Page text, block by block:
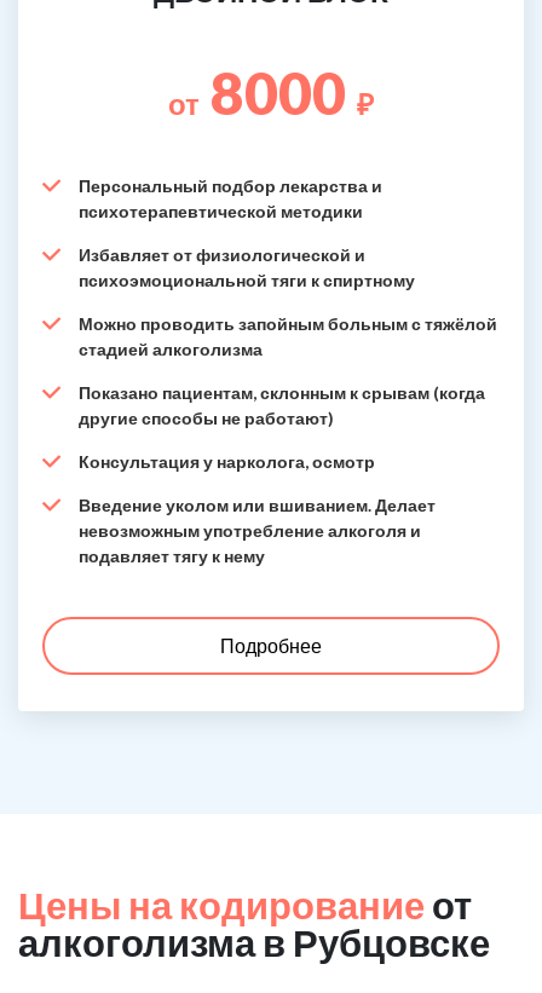
от 8000 ₽
Персональный подбор лекарства и
психотерапевтической методики
Избавляет от физиологической и
психоэмоциональной тяги к спиртному
Можно проводить запойным больным с тяжёлой
стадией алкоголизма
Показано пациентам, склонным к срывам (когда
другие способы не работают)
Консультация у нарколога, осмотр
Введение уколом или вшиванием. Делает
невозможным употребление алкоголя и
подавляет тягу к нему
Подробнее
Цены на кодирование от
алкоголизма в Рубцовске